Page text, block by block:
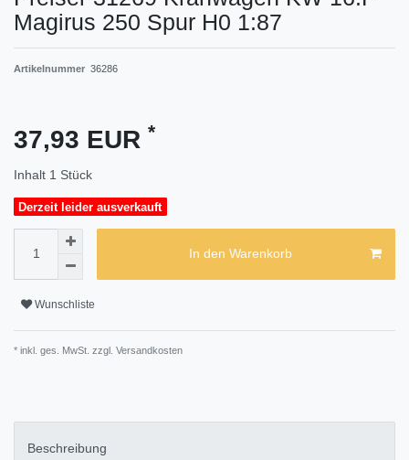
Magirus 250 Spur H0 1:87
Artikelnummer 36286
37,93 EUR *
Inhalt 1 Stück
Derzeit leider ausverkauft
In den Warenkorb
Wunschliste
* inkl. ges. MwSt. zzgl. Versandkosten
Beschreibung